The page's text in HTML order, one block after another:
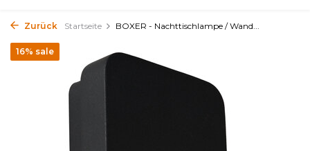
Zurück Startseite BOXER - Nachttischlampe / Wand...
16% sale